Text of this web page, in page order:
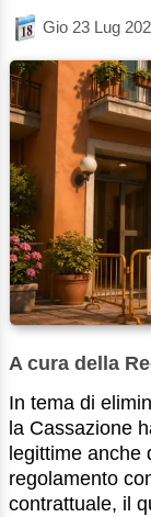
Gio 23 Lug
A cura della
In tema di
la Cassazione
legittime anche
regolamento
contrattuale, il